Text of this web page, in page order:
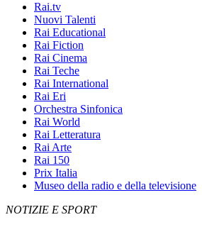
Rai.tv
Nuovi Talenti
Rai Educational
Rai Fiction
Rai Cinema
Rai Teche
Rai International
Rai Eri
Orchestra Sinfonica
Rai World
Rai Letteratura
Rai Arte
Rai 150
Prix Italia
Museo della radio e della televisione
NOTIZIE E SPORT